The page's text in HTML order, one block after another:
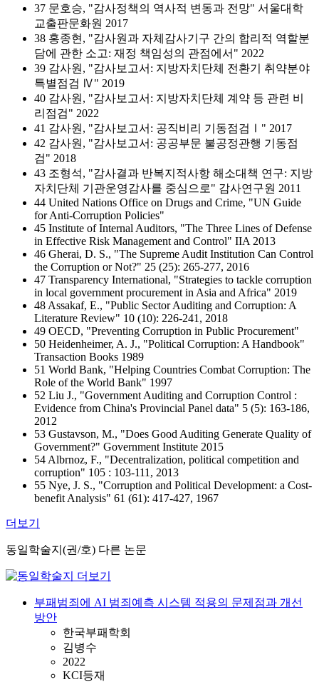
37 문호승, "감사정책의 역사적 변동과 전망" 서울대학
교출판문화원 2017
38 홍종현, "감사원과 자체감사기구 간의 합리적 역할분
담에 관한 소고: 재정 책임성의 관점에서" 2022
39 감사원, "감사보고서: 지방자치단체 전환기 취약분야
특별점검 Ⅳ" 2019
40 감사원, "감사보고서: 지방자치단체 계약 등 관련 비
리점검" 2022
41 감사원, "감사보고서: 공직비리 기동점검Ⅰ" 2017
42 감사원, "감사보고서: 공공부문 불공정관행 기동점
검" 2018
43 조형석, "감사결과 반복지적사항 해소대책 연구: 지방
자치단체 기관운영감사를 중심으로" 감사연구원 2011
44 United Nations Office on Drugs and Crime, "UN Guide
for Anti-Corruption Policies"
45 Institute of Internal Auditors, "The Three Lines of Defense
in Effective Risk Management and Control" IIA 2013
46 Gherai, D. S., "The Supreme Audit Institution Can Control
the Corruption or Not?" 25 (25): 265-277, 2016
47 Transparency International, "Strategies to tackle corruption
in local government procurement in Asia and Africa" 2019
48 Assakaf, E., "Public Sector Auditing and Corruption: A
Literature Review" 10 (10): 226-241, 2018
49 OECD, "Preventing Corruption in Public Procurement"
50 Heidenheimer, A. J., "Political Corruption: A Handbook"
Transaction Books 1989
51 World Bank, "Helping Countries Combat Corruption: The
Role of the World Bank" 1997
52 Liu J., "Government Auditing and Corruption Control :
Evidence from China's Provincial Panel data" 5 (5): 163-186,
2012
53 Gustavson, M., "Does Good Auditing Generate Quality of
Government?" Government Institute 2015
54 Albrnoz, F., "Decentralization, political competition and
corruption" 105 : 103-111, 2013
55 Nye, J. S., "Corruption and Political Development: a Cost-
benefit Analysis" 61 (61): 417-427, 1967
더보기
동일학술지(권/호) 다른 논문
부패범죄에 AI 범죄예측 시스템 적용의 문제점과 개선
방안
한국부패학회
김병수
2022
KCI등재